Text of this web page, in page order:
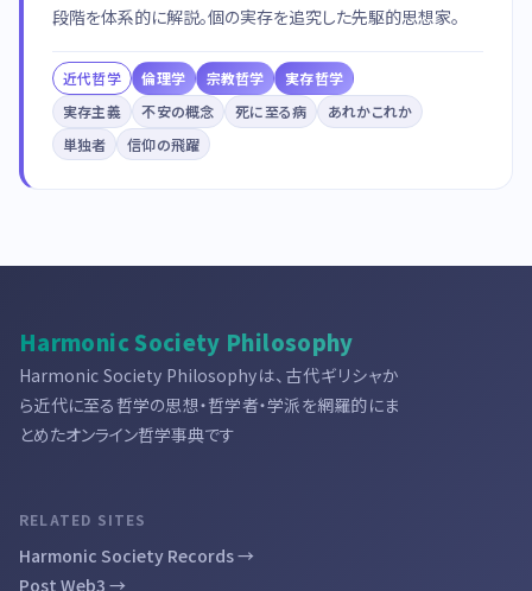
段階を体系的に解説。個の実存を追究した先駆的思想家。
近代哲学 倫理学 宗教哲学
実存哲学
実存主義
不安の概念 死に至る病
あれかこれか
単独者
信仰の飛躍
Harmonic Society Philosophy
Harmonic Society Philosophyは、古代ギリシャか
ら近代に至る哲学の思想・哲学者・学派を網羅的にま
とめたオンライン哲学事典です
RELATED SITES
Harmonic Society Records →
Post Web3 →